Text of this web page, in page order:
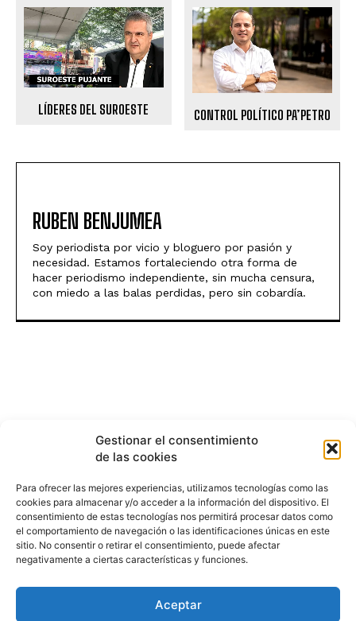
Gestionar el consentimiento
de las cookies
Para ofrecer las mejores experiencias, utilizamos tecnologías como las
cookies para almacenar y/o acceder a la información del dispositivo. El
consentimiento de estas tecnologías nos permitirá procesar datos como
el comportamiento de navegación o las identificaciones únicas en este
sitio. No consentir o retirar el consentimiento, puede afectar
negativamente a ciertas características y funciones.
Aceptar
LÍDERES DEL SUROESTE CONTROL POLÍTICO PA’PETRO
RUBEN BENJUMEA
Soy periodista por vicio y bloguero por pasión y
necesidad. Estamos fortaleciendo otra forma de
hacer periodismo independiente, sin mucha censura,
con miedo a las balas perdidas, pero sin cobardía.
HISTORIA PODCAST